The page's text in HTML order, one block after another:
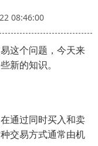
08:46:00
这个问题，今天来
新的知识。
通过同时买入和卖
交易方式通常由机